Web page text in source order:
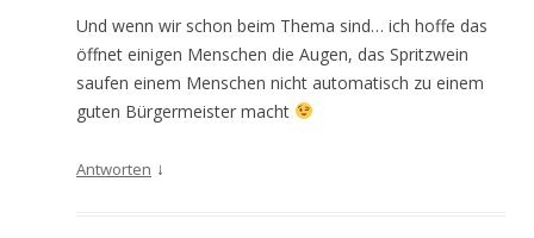
Und wenn wir schon beim Thema sind… ich hoffe das
öffnet einigen Menschen die Augen, das Spritzwein
saufen einem Menschen nicht automatisch zu einem
guten Bürgermeister macht
Antworten ↓